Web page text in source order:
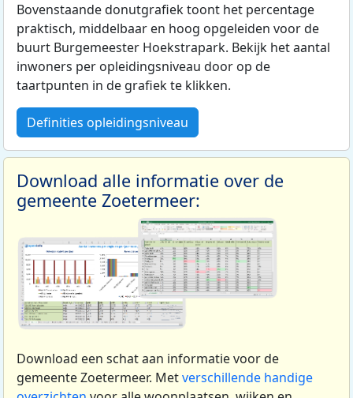
Bovenstaande donutgrafiek toont het percentage
praktisch, middelbaar en hoog opgeleiden voor de
buurt Burgemeester Hoekstrapark. Bekijk het aantal
inwoners per opleidingsniveau door op de
taartpunten in de grafiek te klikken.
Definities opleidingsniveau
Download alle informatie over de
gemeente Zoetermeer:
Download een schat aan informatie voor de
gemeente Zoetermeer. Metverschillende handige